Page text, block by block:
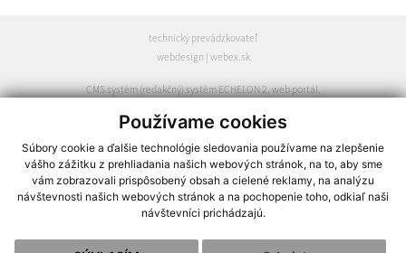
Používame cookies
Súbory cookie a ďalšie technológie sledovania používame na zlepšenie
vášho zážitku z prehliadania našich webových stránok, na to, aby sme
vám zobrazovali prispôsobený obsah a cielené reklamy, na analýzu
návštevnosti našich webových stránok a na pochopenie toho, odkiaľ naši
návštevníci prichádzajú.
technický prevádzkovateľ
webdesign webex.sk
CMS systém (redakčný) systém ECHELON 2,web portál,
spoločnosť wbx, s.r.o.